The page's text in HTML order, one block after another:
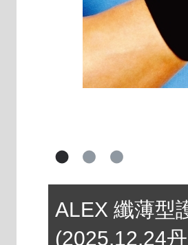
ALEX 纖薄型
(2025.12.24